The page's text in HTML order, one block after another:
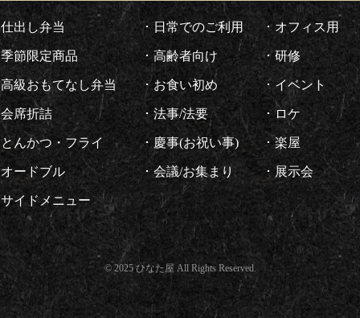
仕出し弁当
季節限定商品
高級おもてなし弁当
会席折詰
とんかつ・フライ
オードブル
サイドメニュー
日常でのご利用
高齢者向け
お食い初め
法事/法要
慶事(お祝い事)
会議/お集まり
オフィス用
研修
イベント
ロケ
楽屋
展示会
© 2025 ひなた屋 All Rights Reserved.